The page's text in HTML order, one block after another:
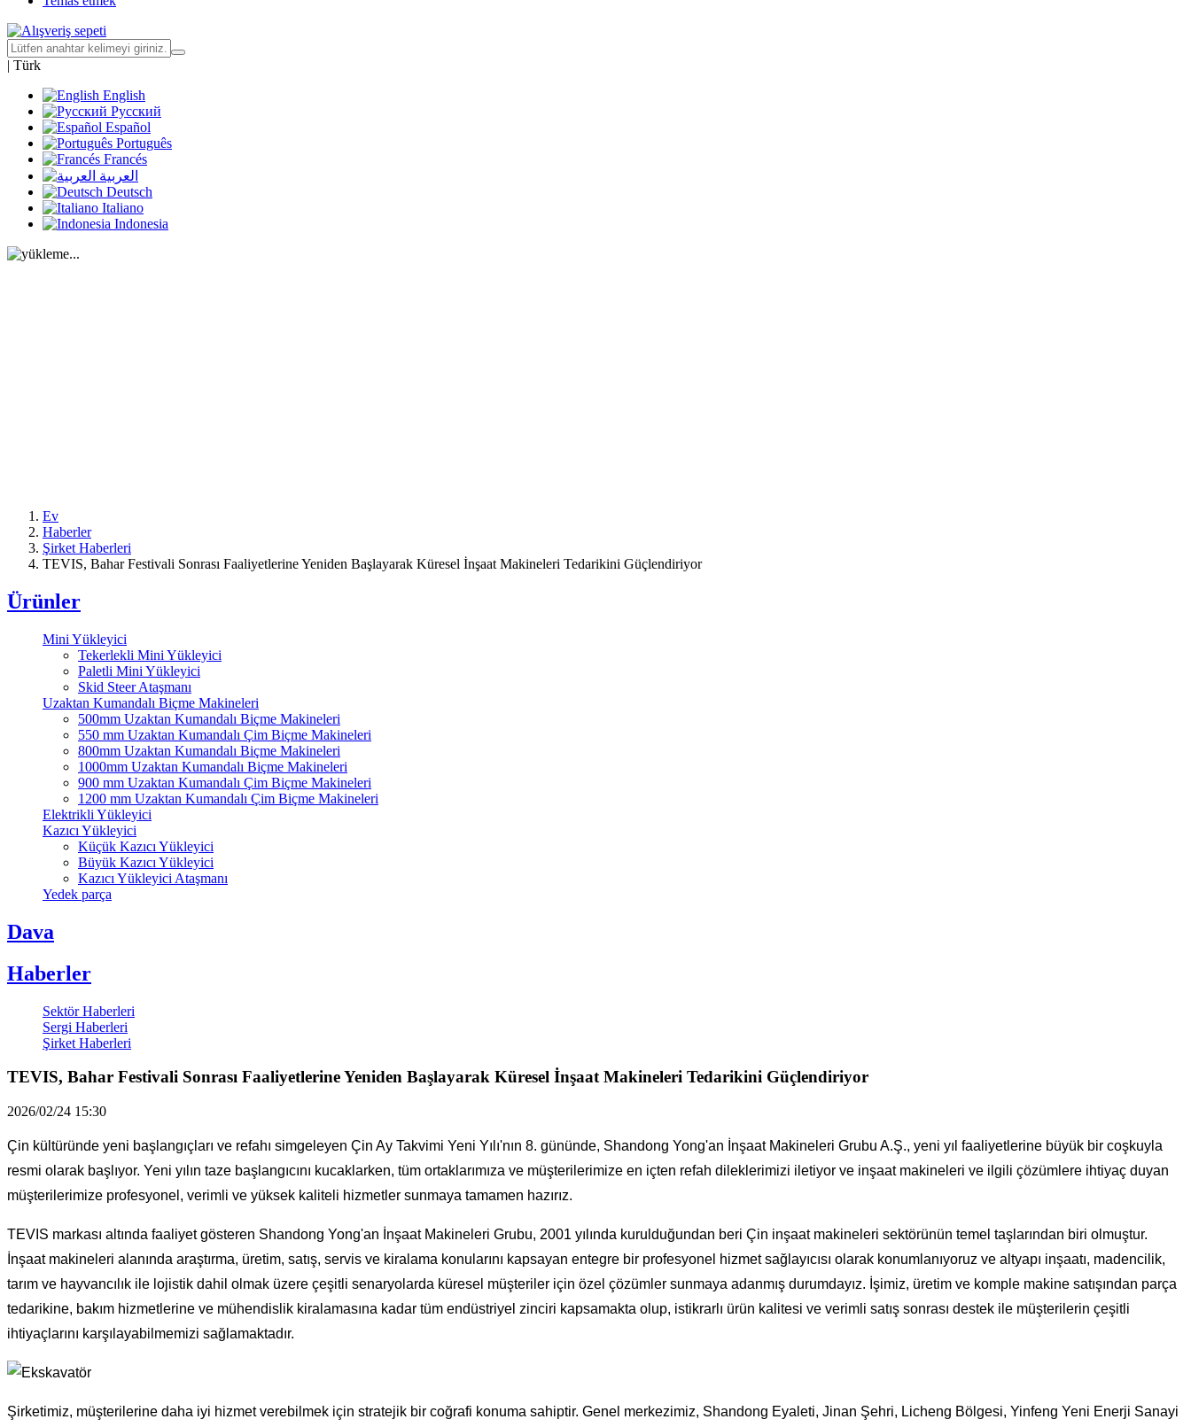
| Türk
English
Русский
Español
Português
Francés
العربية
Deutsch
Italiano
Indonesia
Ev
Haberler
Şirket Haberleri
TEVIS, Bahar Festivali Sonrası Faaliyetlerine Yeniden Başlayarak Küresel İnşaat Makineleri Tedarikini Güçlendiriyor
Ürünler
Mini Yükleyici
Tekerlekli Mini Yükleyici
Paletli Mini Yükleyici
Skid Steer Ataşmanı
Uzaktan Kumandalı Biçme Makineleri
500mm Uzaktan Kumandalı Biçme Makineleri
550 mm Uzaktan Kumandalı Çim Biçme Makineleri
800mm Uzaktan Kumandalı Biçme Makineleri
1000mm Uzaktan Kumandalı Biçme Makineleri
900 mm Uzaktan Kumandalı Çim Biçme Makineleri
1200 mm Uzaktan Kumandalı Çim Biçme Makineleri
Elektrikli Yükleyici
Kazıcı Yükleyici
Küçük Kazıcı Yükleyici
Büyük Kazıcı Yükleyici
Kazıcı Yükleyici Ataşmanı
Yedek parça
Dava
Haberler
Sektör Haberleri
Sergi Haberleri
Şirket Haberleri
TEVIS, Bahar Festivali Sonrası Faaliyetlerine Yeniden Başlayarak Küresel İnşaat Makineleri Tedarikini Güçlendiriyor
2026/02/24 15:30
Çin kültüründe yeni başlangıçları ve refahı simgeleyen Çin Ay Takvimi Yeni Yılı'nın 8. gününde, Shandong Yong'an İnşaat Makineleri Grubu A.Ş., yeni yıl faaliyetlerine büyük bir coşkuyla
resmi olarak başlıyor. Yeni yılın taze başlangıcını kucaklarken, tüm ortaklarımıza ve müşterilerimize en içten refah dileklerimizi iletiyor ve inşaat makineleri ve ilgili çözümlere ihtiyaç duyan
müşterilerimize profesyonel, verimli ve yüksek kaliteli hizmetler sunmaya tamamen hazırız.
TEVIS markası altında faaliyet gösteren Shandong Yong'an İnşaat Makineleri Grubu, 2001 yılında kurulduğundan beri Çin inşaat makineleri sektörünün temel taşlarından biri olmuştur.
İnşaat makineleri alanında araştırma, üretim, satış, servis ve kiralama konularını kapsayan entegre bir profesyonel hizmet sağlayıcısı olarak konumlanıyoruz ve altyapı inşaatı, madencilik,
tarım ve hayvancılık ile lojistik dahil olmak üzere çeşitli senaryolarda küresel müşteriler için özel çözümler sunmaya adanmış durumdayız. İşimiz, üretim ve komple makine satışından parça
tedarikine, bakım hizmetlerine ve mühendislik kiralamasına kadar tüm endüstriyel zinciri kapsamakta olup, istikrarlı ürün kalitesi ve verimli satış sonrası destek ile müşterilerin çeşitli
ihtiyaçlarını karşılayabilmemizi sağlamaktadır.
Şirketimiz, müşterilerine daha iyi hizmet verebilmek için stratejik bir coğrafi konuma sahiptir. Genel merkezimiz, Shandong Eyaleti, Jinan Şehri, Licheng Bölgesi, Yinfeng Yeni Enerji Sanayi